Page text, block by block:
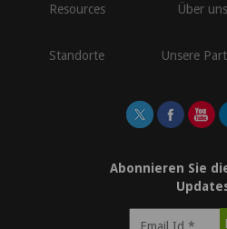
Resources Über uns
Standorte Unsere
Abonnieren Sie